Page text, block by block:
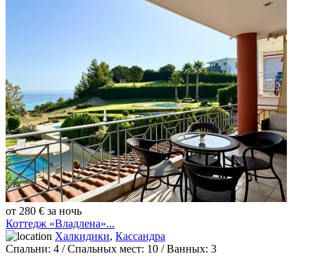
от 280 € за ночь
Коттедж «Владлена»...
Халкидики, Кассандра
Спальни: 4 / Спальных мест: 10 /Ванных: 3